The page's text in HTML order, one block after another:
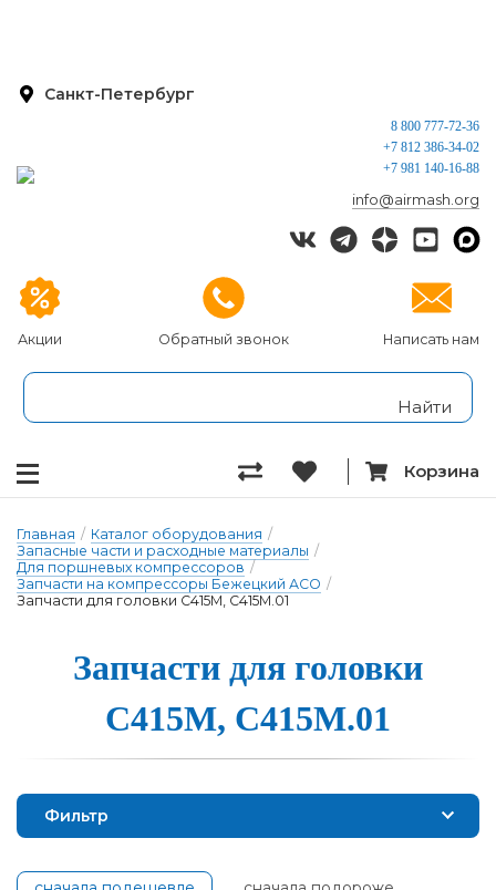
Санкт-Петербург
Акции Обратный звонок Написать нам
8 800 777-72-36
+7 812 386-34-02
+7 981 140-16-88
info@airmash.org
Корзина
Главная / Каталог оборудования /
Запасные части и расходные материалы /
Для поршневых компрессоров /
Запчасти на компрессоры Бежецкий АСО /
Запчасти для головки С415М, С415М.01
Зап­части для го­лов­ки
С415М, С415М.01
Фильтр